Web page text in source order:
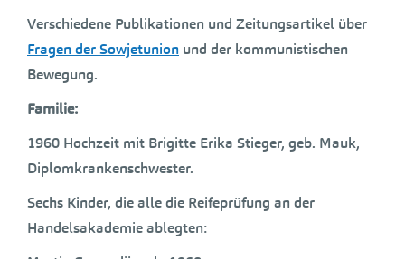
Verschiedene Publikationen und Zeitungsartikel über
Fragen der Sowjetunion und der kommunistischen
Bewegung.
Familie:
1960 Hochzeit mit Brigitte Erika Stieger, geb. Mauk,
Diplomkrankenschwester.
Sechs Kinder, die alle die Reifeprüfung an der
Handelsakademie ablegten: